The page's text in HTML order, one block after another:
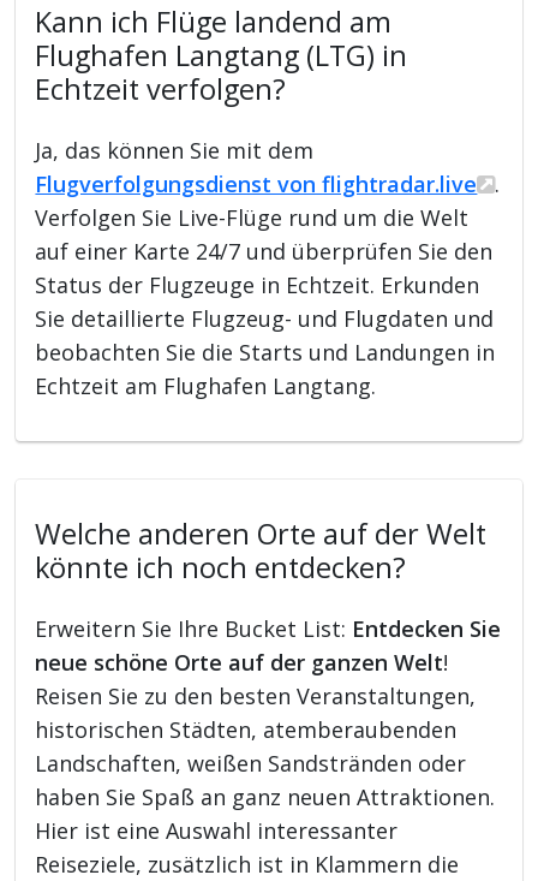
Kann ich Flüge landend am
Flughafen Langtang (LTG) in
Echtzeit verfolgen?
Ja, das können Sie mit dem
Flugverfolgungsdienst von flightradar.live
.
Verfolgen Sie Live-Flüge rund um die Welt
auf einer Karte 24/7 und überprüfen Sie den
Status der Flugzeuge in Echtzeit. Erkunden
Sie detaillierte Flugzeug- und Flugdaten und
beobachten Sie die Starts und Landungen in
Echtzeit am Flughafen Langtang.
Welche anderen Orte auf der Welt
könnte ich noch entdecken?
Erweitern Sie Ihre Bucket List: Entdecken Sie
neue schöne Orte auf der ganzen Welt!
Reisen Sie zu den besten Veranstaltungen,
historischen Städten, atemberaubenden
Landschaften, weißen Sandstränden oder
haben Sie Spaß an ganz neuen Attraktionen.
Hier ist eine Auswahl interessanter
Reiseziele, zusätzlich ist in Klammern die